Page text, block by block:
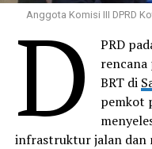
Anggota Komisi III DPRD
D
PRD
rencana
BRT di
pemkot
infrastruktur jalan dan